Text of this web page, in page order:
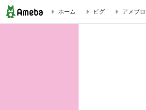
ミスチルLIVE〜.Saturday in the park〜 | 福岡県古
ホーム ピグ アメブロ